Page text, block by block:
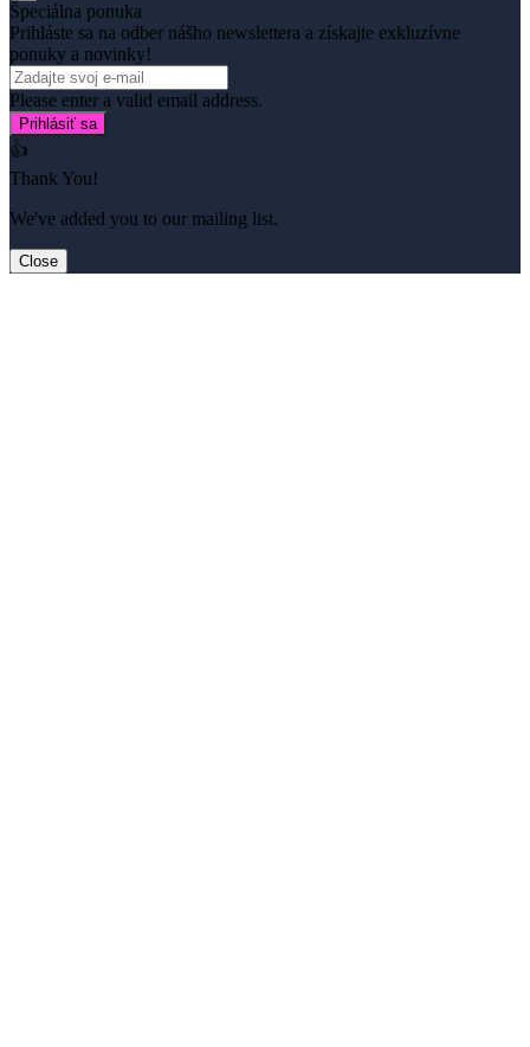
Špeciálna ponuka
Prihláste sa na odber nášho newslettera a získajte exkluzívne
ponuky a novinky!
Please enter a valid email address.
Prihlásiť sa
👍
Thank You!
We've added you to our mailing list.
Close